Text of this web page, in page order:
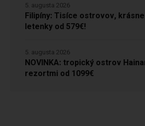
Filipíny: Tisíce ostrovov,
letenky od 579€!
5. augusta 2026
NOVINKA: tropický ostrov
rezortmi od 1099€
5. augusta 2026